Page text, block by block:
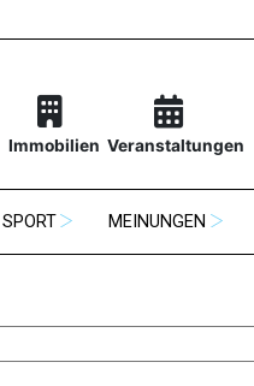
Immobilien Veranstaltungen
SPORT MEINUNGEN